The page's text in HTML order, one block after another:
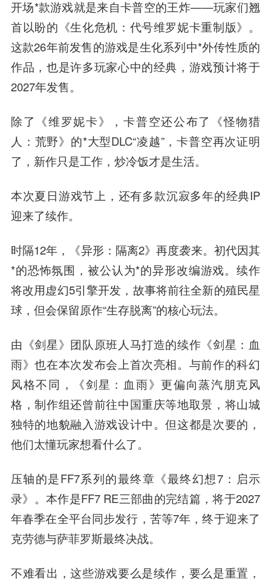
开场*款游戏就是来自卡普空的王炸——玩家们翘
首以盼的 《生化危机 ：代号维罗妮卡重制版》。
这款26年前发售的游戏是生化系列中*外传性质的
作品，也是许多玩家心中的经典，游戏预计将于
2027年发售。
除了《维罗妮卡》，卡普空还公布了《怪物猎
人：荒野》的*大型DLC“凌越”，卡普空再次证明
了，新作只是工作，炒冷饭才是生活。
本次夏日游戏节上，还有多款沉寂多年的经典IP
迎来了续作。
时隔12年，《异形：隔离2》再度袭来。初代因其
*的恐怖氛围，被公认为*的异形改编游戏。续作
将改用虚幻5引擎开发，故事将前往全新的殖民星
球，但会保留原作“生存脱离”的核心玩法。
由《剑星》团队原班人马打造的续作《剑星：血
雨》也在本次发布会上首次亮相。与前作的科幻
风格不同，《剑星：血雨》更偏向蒸汽朋克风
格，制作组还曾前往中国重庆等地取景，将山城
独特的地貌融入游戏设计中。但这都是次要的，
他们太懂玩家想看什么了。
压轴的是FF7系列的最终章《最终幻想7：启示
录》。本作是FF7 RE三部曲的完结篇，将于2027
年春季在全平台同步发行，苦等7年，终于迎来了
克劳德与萨菲罗斯最终决战。
不难看出，这些游戏要么是续作，要么是重置，